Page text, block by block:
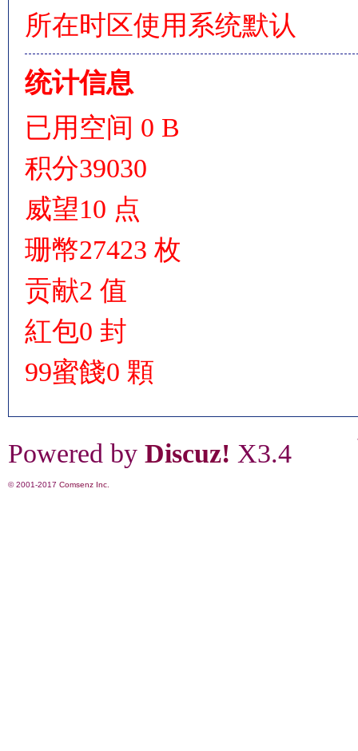
所在时区使用系统默认
统计信息
已用空间 0 B
积分39030
威望10 点
珊幣27423 枚
贡献2 值
紅包0 封
99蜜餞0 顆
Powered by Discuz! X3.4
© 2001-2017 Comsenz Inc.